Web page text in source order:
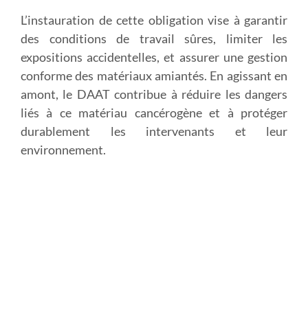
L’instauration de cette obligation vise à garantir
des conditions de travail sûres, limiter les
expositions accidentelles, et assurer une gestion
conforme des matériaux amiantés. En agissant en
amont, le DAAT contribue à réduire les dangers
liés à ce matériau cancérogène et à protéger
durablement les intervenants et leur
environnement.